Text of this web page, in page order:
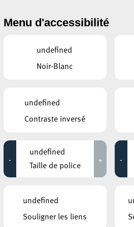
RÉCRÉATION MOBILITÉ
ÉVÉNEMENTS
5 AOÛT 2019
SUR-ALZETTE
Visites guidées: Sur les traces
bibliothèque
Jusqu'au 31 août
ESCHER JUGENDHAUS
BAKEN A GENÉISSEN /
Menu d'accessibilité
undefined
Noir-Blanc
undefined
Contraste inversé
-
undefined
Taille de police
+ -
undefined
Souligner les liens